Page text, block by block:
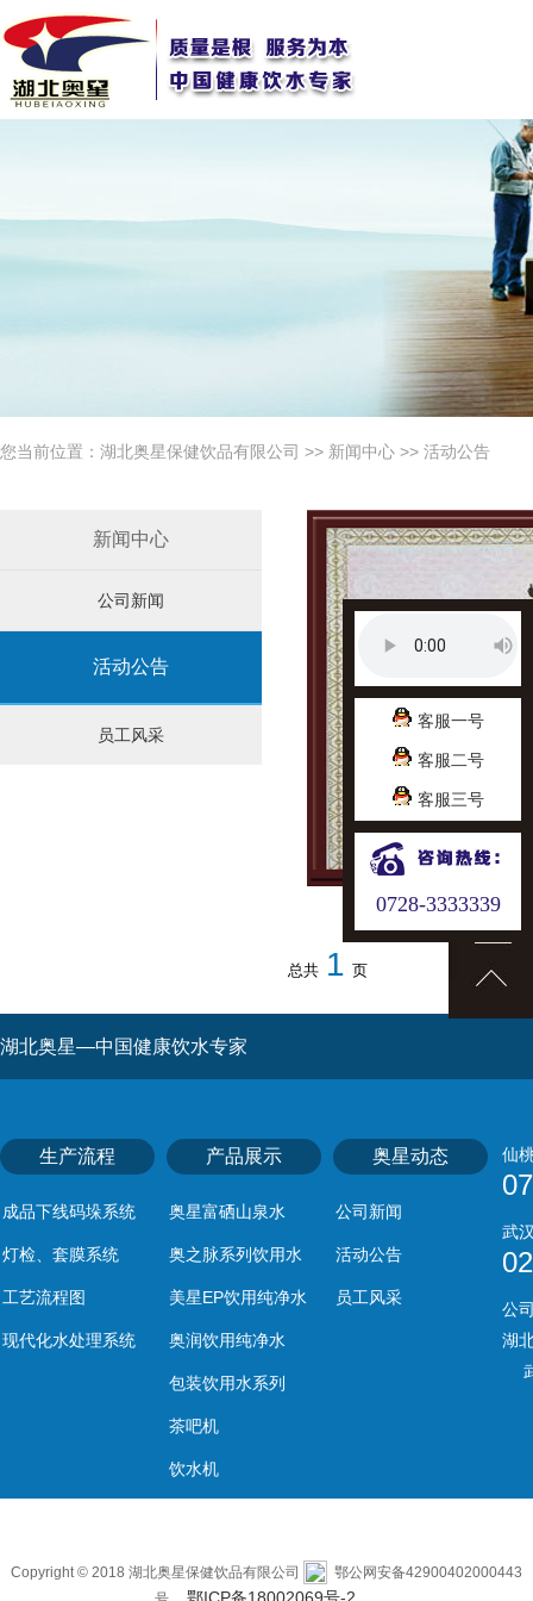
您当前位置： 湖北奥星保健饮品有限公司 >> 新闻中心 >> 活动公告
新闻中心
公司新闻
活动公告
员工风采
总共 1 页
湖北奥星—中国健康饮水专家
生产流程
成品下线码垛系统
灯检、套膜系统
工艺流程图
现代化水处理系统
产品展示
奥星富硒山泉水
奥之脉系列饮用水
美星EP饮用纯净水
奥润饮用纯净水
包装饮用水系列
茶吧机
饮水机
奥星动态
公司新闻
活动公告
员工风采
仙
武
公
湖
武
Copyright © 2018 湖北奥星保健饮品有限公司
鄂公网安备42900402000443
客服一号
客服二号
客服三号
0728-3333339